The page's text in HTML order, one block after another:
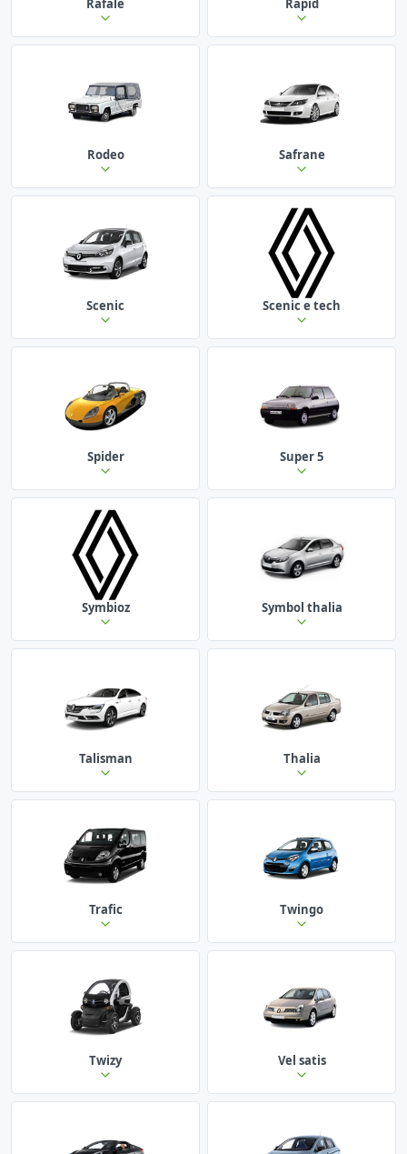
Rafale Rapid
Rodeo Safrane
Scenic Scenic e tech
Spider Super 5
Symbioz Symbol thalia
Talisman Thalia
Trafic Twingo
Twizy Vel satis